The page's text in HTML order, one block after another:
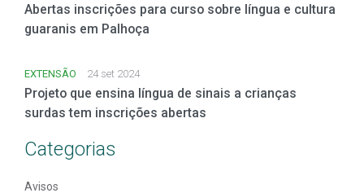
Abertas inscrições para curso sobre língua e cultura
guaranis em Palhoça
EXTENSÃO 24 set 2024
Projeto que ensina língua de sinais a crianças
surdas tem inscrições abertas
Categorias
Avisos